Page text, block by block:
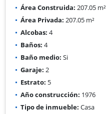
Área Construida: 207.05 m²
Área Privada: 207.05 m²
Alcobas: 4
Baños: 4
Baño medio: Si
Garaje: 2
Estrato: 5
Año construcción: 1976
Tipo de inmueble: Casa